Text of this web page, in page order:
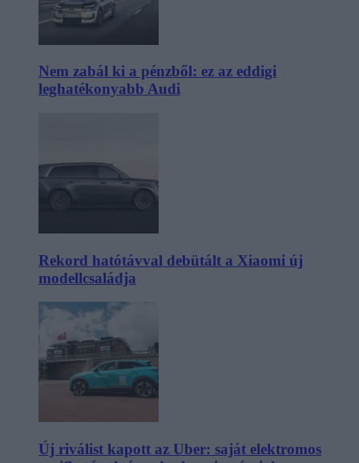
Nem zabál ki a pénzből: ez az eddigi
leghatékonyabb Audi
Rekord hatótávval debütált a Xiaomi új
modellcsaládja
Új riválist kapott az Uber: saját elektromos